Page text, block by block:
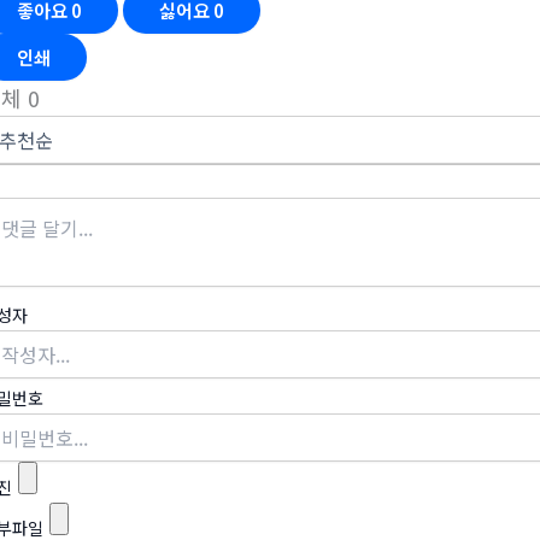
좋아요0 싫어요0
인쇄
0
자
번호
파일